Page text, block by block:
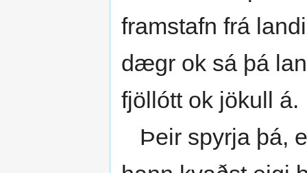
framstafn frá
dægr ok sá þá
fjöllótt ok jökull á.
Þeir spyrja þá,